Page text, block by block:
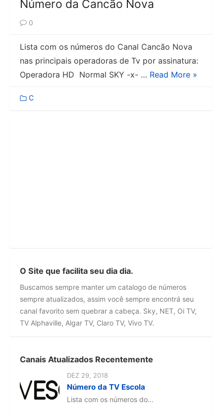
Número da Cancão Nova
0
Lista com os números do Canal Cancão Nova
nas principais operadoras de Tv por assinatura:
Operadora HD Normal SKY -x- … Read More »
C
O Site que facilita seu dia dia.
Buscamos sempre manter um catalogo de números
sempre atualizados, assim você sempre encontrá seu
canal favorito sem quebrar a cabeça. Sky, NET, Oi TV,
TV Alphaville, Algar TV, Claro TV, Vivo TV.
Canais Atualizados Recentemente
DEZ 29, 2018
Número da TV Escola
Lista com os números do...